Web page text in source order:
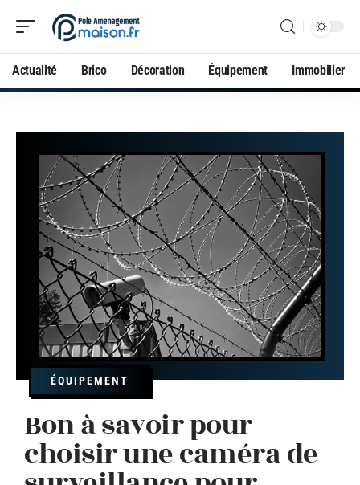
Actualité Brico Décoration Équipement Immobilier
ÉQUIPEMENT
Bon à savoir pour
choisir une caméra de